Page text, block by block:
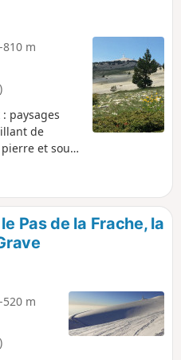
-810 m
paysages
de
et sous-
Pas de la Frache, la
-520 m